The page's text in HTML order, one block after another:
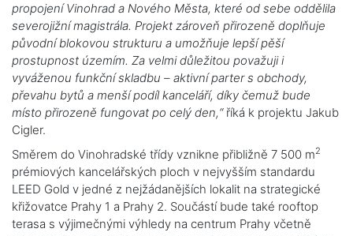
propojení Vinohrad a Nového Města, které od sebe oddělila
severojižní magistrála. Projekt zároveň přirozeně doplňuje
původní blokovou strukturu a umožňuje lepší pěší
prostupnost územím. Za velmi důležitou považuji i
vyváženou funkční skladbu – aktivní parter s obchody,
převahu bytů a menší podíl kanceláří, díky čemuž bude
místo přirozeně fungovat po celý den,“říká k projektu Jakub
Cigler.
Směrem do Vinohradské třídy vznikne přibližně 7 500 m2
prémiových kancelářských ploch v nejvyšším standardu
LEED Gold v jedné z nejžádanějších lokalit na strategické
křižovatce Prahy 1 a Prahy 2. Součástí bude také rooftop
terasa s výjimečnými výhledy na centrum Prahy včetně